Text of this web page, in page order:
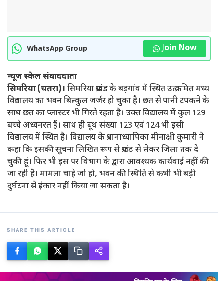
WhatsApp Group Join Now
न्यूज स्केल संवाददाता
सिमरिया (चतरा)। सिमरिया प्रखंड के बड़गांव में स्थित उत्क्रमित मध्य
विद्यालय का भवन बिल्कुल जर्जर हो चुका है। छत से पानी टपकने के
साथ छत का प्लास्टर भी गिरते रहता है। उक्त विद्यालय में कुल 129
बच्चे अध्यनरत हैं। साथ ही बूथ संख्या 123 एवं 124 भी इसी
विद्यालय में स्थित है। विद्यालय के प्रधानाध्यापिका मीनाक्षी कुमारी ने
कहा कि इसकी सूचना लिखित रूप से प्रखंड से लेकर जिला तक दे
चुकी हूं। फिर भी इस पर विभाग के द्वारा आवश्यक कार्यवाई नहीं की
जा रही है। मामला चाहे जो हो, भवन की स्थिति से कभी भी बड़ी
दुर्घटना से इंकार नहीं किया जा सकता है।
SHARE THIS ARTICLE